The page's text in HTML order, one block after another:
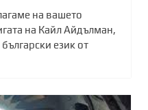
на вашето
на Кайл Айдълман,
език от